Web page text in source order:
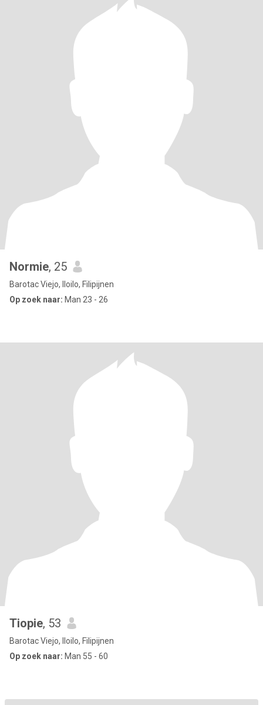
Normie, 25
Barotac Viejo, Iloilo, Filipijnen
Op zoek naar: Man 23 - 26
Tiopie, 53
Barotac Viejo, Iloilo, Filipijnen
Op zoek naar: Man 55 - 60